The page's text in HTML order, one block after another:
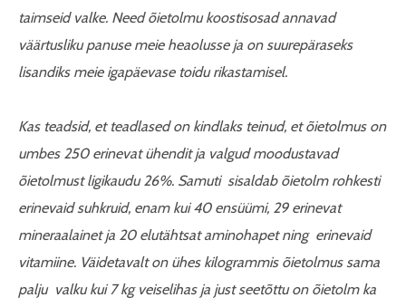
taimseid valke. Need õietolmu koostisosad annavad
väärtusliku panuse meie heaolusse ja on suurepäraseks
lisandiks meie igapäevase toidu rikastamisel.
Kas teadsid, et teadlased on kindlaks teinud, et õietolmus on
umbes 250 erinevat ühendit ja valgud moodustavad
õietolmust ligikaudu 26%. Samuti sisaldab õietolm rohkesti
erinevaid suhkruid, enam kui 40 ensüümi, 29 erinevat
mineraalainet ja 20 elutähtsat aminohapet ning erinevaid
vitamiine. Väidetavalt on ühes kilogrammis õietolmus sama
palju valku kui 7 kg veiselihas ja just seetõttu on õietolm ka